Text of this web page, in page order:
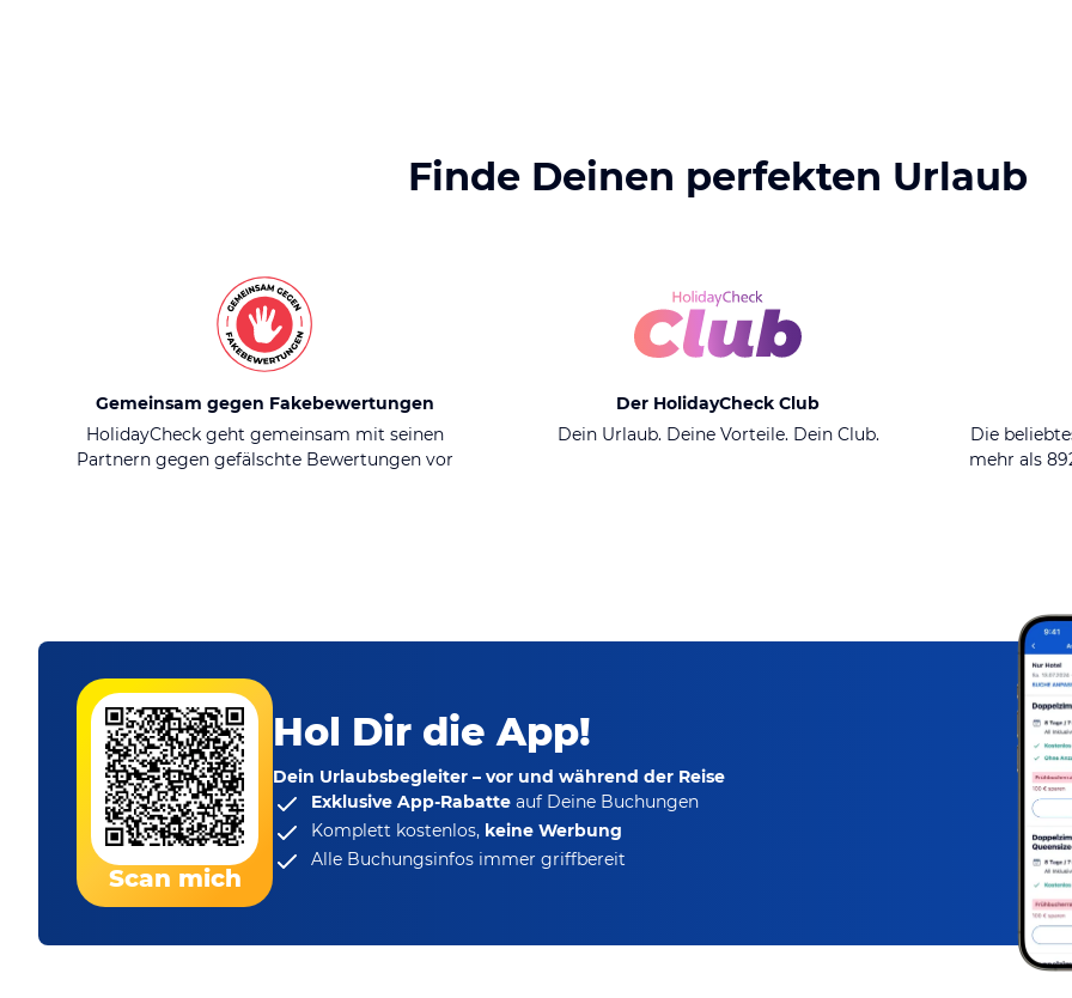
Finde Deinen perfekten Urlaub
Gemeinsam gegen Fakebewertungen
HolidayCheck geht gemeinsam mit seinen
Partnern gegen gefälschte Bewertungen vor
Der HolidayCheck Club
Dein Urlaub. Deine Vorteile. Dein Club.
Die
mehr als
Scan mich
Hol Dir die App!
Dein Urlaubsbegleiter – vor und während der Reise
Exklusive App-Rabatte auf Deine Buchungen
Komplett kostenlos, keine Werbung
Alle Buchungsinfos immer griffbereit